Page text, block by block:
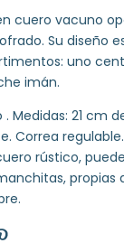
cuero vacuno
Su diseño
uno
imán.
Medidas: 21 cm
Correa regulable.
rústico,
propias